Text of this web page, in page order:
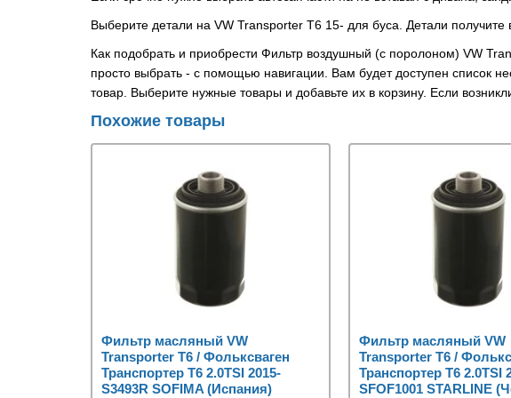
Выберите детали на VW Transporter T6 15- для буса. Детали получите
Как подобрать и приобрести Фильтр воздушный (с поролоном) VW
просто выбрать - с помощью навигации. Вам будет доступен список
товар. Выберите нужные товары и добавьте их в корзину. Если
Похожие товары
Фильтр масляный VW
Transporter T6 / Фольксваген
Транспортер Т6 2.0TSI 2015-
S3493R SOFIMA (Испания)
Фильтр масляный VW
Transporter T6 /
Транспортер Т6 2.0TSI
SFOF1001 STARLINE